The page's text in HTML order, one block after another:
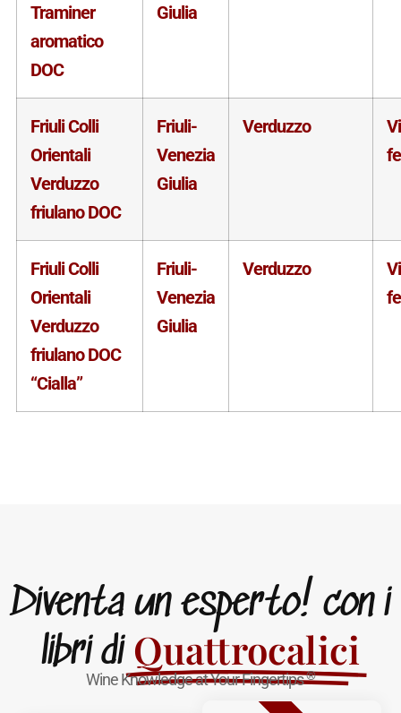
Traminer
aromatico
DOC
Giulia
Friuli Colli
Orientali
Verduzzo
friulano DOC
Friuli-
Venezia
Giulia
Verduzzo
Friuli Colli
Orientali
Verduzzo
friulano DOC
“Cialla”
Friuli-
Venezia
Giulia
Verduzzo
Diventa un esperto! con i
libri di Quattrocalici
Wine Knowledge at Your Fingertips®